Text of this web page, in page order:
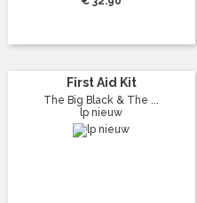
First Aid Kit
The Big Black & The ...
lp nieuw